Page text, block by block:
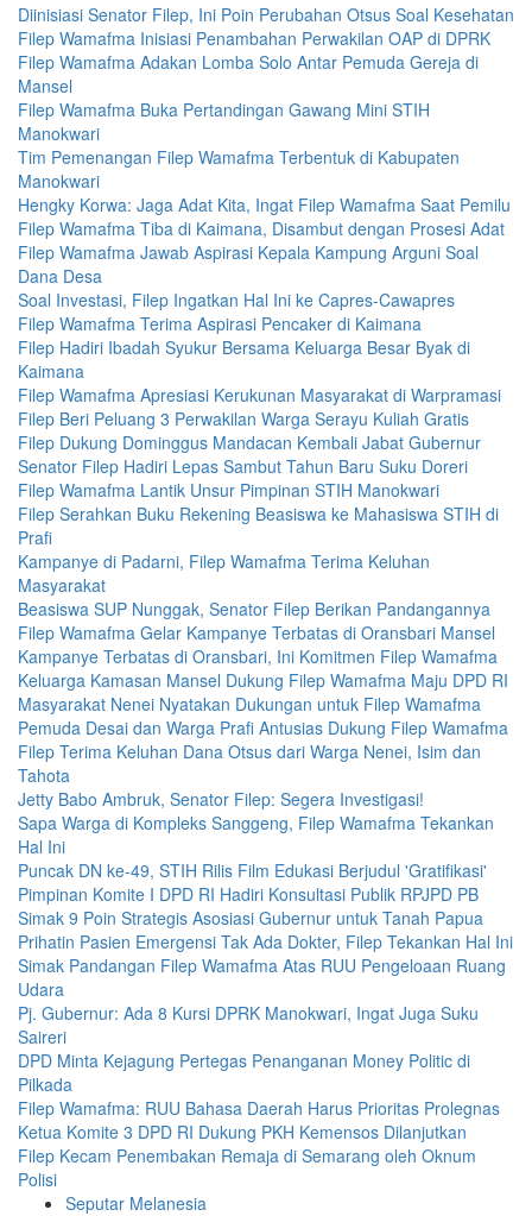
Diinisiasi Senator Filep, Ini Poin Perubahan Otsus Soal Kesehatan
Filep Wamafma Inisiasi Penambahan Perwakilan OAP di DPRK
Filep Wamafma Adakan Lomba Solo Antar Pemuda Gereja di
Mansel
Filep Wamafma Buka Pertandingan Gawang Mini STIH
Manokwari
Tim Pemenangan Filep Wamafma Terbentuk di Kabupaten
Manokwari
Hengky Korwa: Jaga Adat Kita, Ingat Filep Wamafma Saat Pemilu
Filep Wamafma Tiba di Kaimana, Disambut dengan Prosesi Adat
Filep Wamafma Jawab Aspirasi Kepala Kampung Arguni Soal
Dana Desa
Soal Investasi, Filep Ingatkan Hal Ini ke Capres-Cawapres
Filep Wamafma Terima Aspirasi Pencaker di Kaimana
Filep Hadiri Ibadah Syukur Bersama Keluarga Besar Byak di
Kaimana
Filep Wamafma Apresiasi Kerukunan Masyarakat di Warpramasi
Filep Beri Peluang 3 Perwakilan Warga Serayu Kuliah Gratis
Filep Dukung Dominggus Mandacan Kembali Jabat Gubernur
Senator Filep Hadiri Lepas Sambut Tahun Baru Suku Doreri
Filep Wamafma Lantik Unsur Pimpinan STIH Manokwari
Filep Serahkan Buku Rekening Beasiswa ke Mahasiswa STIH di
Prafi
Kampanye di Padarni, Filep Wamafma Terima Keluhan
Masyarakat
Beasiswa SUP Nunggak, Senator Filep Berikan Pandangannya
Filep Wamafma Gelar Kampanye Terbatas di Oransbari Mansel
Kampanye Terbatas di Oransbari, Ini Komitmen Filep Wamafma
Keluarga Kamasan Mansel Dukung Filep Wamafma Maju DPD RI
Masyarakat Nenei Nyatakan Dukungan untuk Filep Wamafma
Pemuda Desai dan Warga Prafi Antusias Dukung Filep Wamafma
Filep Terima Keluhan Dana Otsus dari Warga Nenei, Isim dan
Tahota
Jetty Babo Ambruk, Senator Filep: Segera Investigasi!
Sapa Warga di Kompleks Sanggeng, Filep Wamafma Tekankan
Hal Ini
Puncak DN ke-49, STIH Rilis Film Edukasi Berjudul 'Gratifikasi'
Pimpinan Komite I DPD RI Hadiri Konsultasi Publik RPJPD PB
Simak 9 Poin Strategis Asosiasi Gubernur untuk Tanah Papua
Prihatin Pasien Emergensi Tak Ada Dokter, Filep Tekankan Hal Ini
Simak Pandangan Filep Wamafma Atas RUU Pengeloaan Ruang
Udara
Pj. Gubernur: Ada 8 Kursi DPRK Manokwari, Ingat Juga Suku
Saireri
DPD Minta Kejagung Pertegas Penanganan Money Politic di
Pilkada
Filep Wamafma: RUU Bahasa Daerah Harus Prioritas Prolegnas
Ketua Komite 3 DPD RI Dukung PKH Kemensos Dilanjutkan
Filep Kecam Penembakan Remaja di Semarang oleh Oknum
Polisi
Seputar Melanesia